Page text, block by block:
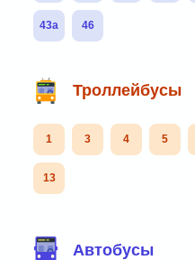
43а 46
Троллейбусы
1 3 4 5
13
Автобусы